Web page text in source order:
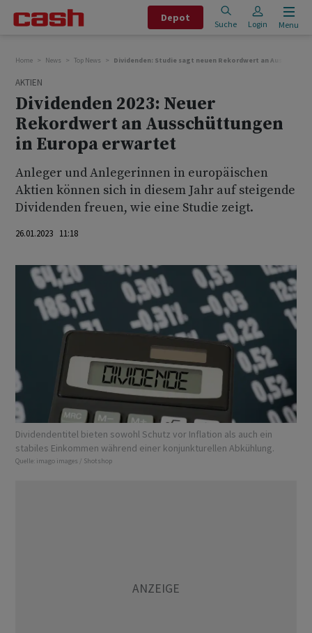
Depot
Suche Login Menu
Home News Top News Dividenden: Studie sagt neuen Rekordwert an
AKTIEN
Dividenden 2023: Neuer
Rekordwert an Ausschüttungen
in Europa erwartet
Anleger und Anlegerinnen in europäischen
Aktien können sich in diesem Jahr auf steigende
Dividenden freuen, wie eine Studie zeigt.
26.01.2023 11:18
Dividendentitel bieten sowohl Schutz vor Inflation als auch ein
stabiles Einkommen während einer konjunkturellen Abkühlung.
Quelle: imago images / Shotshop